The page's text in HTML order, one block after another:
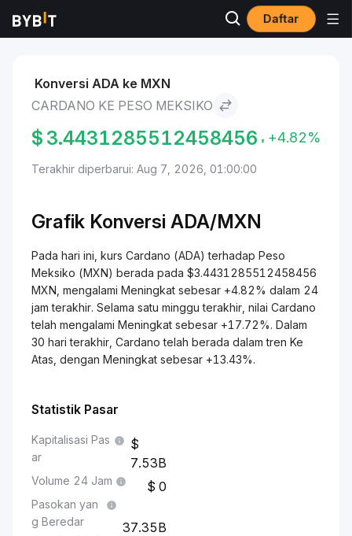
Daftar
Pasar Cardano to Peso Meksiko
Konversi ADA ke MXN
CARDANO KE PESO MEKSIKO
$ 3.4431285512458456 +4.82%
Terakhir diperbarui: Aug 7, 2026, 01:00:00
Grafik Konversi ADA/MXN
Pada hari ini, kurs Cardano (ADA) terhadap Peso
Meksiko (MXN) berada pada $3.4431285512458456
MXN, mengalami Meningkat sebesar +4.82% dalam 24
jam terakhir. Selama satu minggu terakhir, nilai Cardano
telah mengalami Meningkat sebesar +17.72%. Dalam
30 hari terakhir, Cardano telah berada dalam tren Ke
Atas, dengan Meningkat sebesar +13.43%.
Statistik Pasar
Kapitalisasi Pas
ar
7.53B
Volume 24 Jam 0
Pasokan yan
g Beredar
37.35B